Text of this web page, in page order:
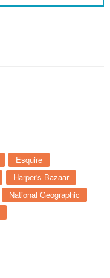
Esquire
Harper's Bazaar
National Geographic